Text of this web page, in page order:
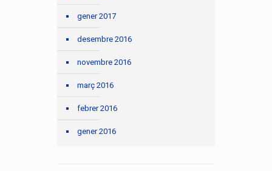
gener 2017
desembre 2016
novembre 2016
març 2016
febrer 2016
gener 2016